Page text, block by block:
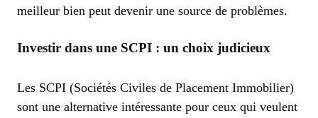
meilleur bien peut devenir une source de problèmes.
Investir dans une SCPI : un choix judicieux
Les SCPI (Sociétés Civiles de Placement Immobilier)
sont une alternative intéressante pour ceux qui veulent